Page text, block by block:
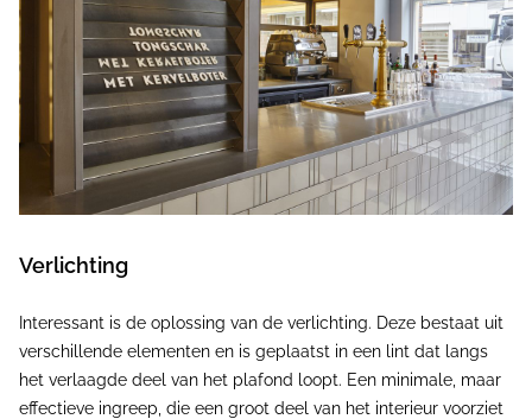
Verlichting
Interessant is de oplossing van de verlichting. Deze bestaat uit
verschillende elementen en is geplaatst in een lint dat langs
het verlaagde deel van het plafond loopt. Een minimale, maar
effectieve ingreep, die een groot deel van het interieur voorziet